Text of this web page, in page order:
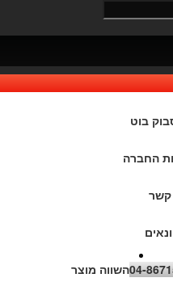
בוט
החברה
קשר
04-השווה מוצר